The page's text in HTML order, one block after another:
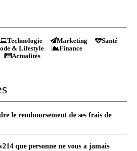
Technologie Marketing
Santé
& Lifestyle
Finance
Actualités
le remboursement de ses frais de
que personne ne vous a jamais